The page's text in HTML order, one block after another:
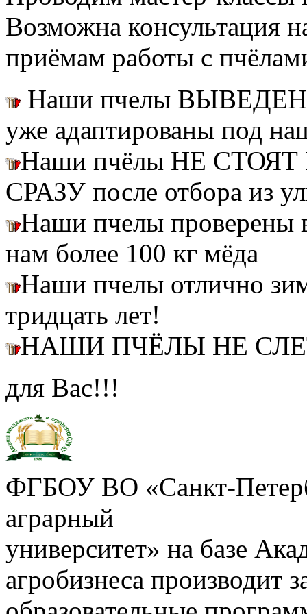
Возможна консультация
приёмам работы с
Наши пчелы
уже адаптированы под
Наши пчёлы НЕ СТОЯТ
СРАЗУ после отбора из
Наши пчелы
нам более 100 кг мёда
Наши пчелы отлично
тридцать лет!
НАШИ ПЧЁЛЫ НЕ
для Вас!!!
ФГБОУ ВО «Санкт-
аграрный
университет» на базе
агробизнеса производит